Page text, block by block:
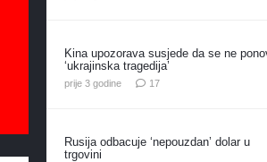
Kina upozorava susjede da se ne
‘ukrajinska tragedija’
prije 3 godine 17komentara
Rusija odbacuje ‘nepouzdan’ dolar u
trgovini